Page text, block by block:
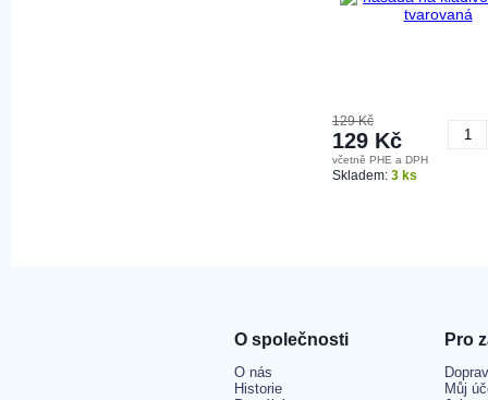
129 Kč
129 Kč
včetně PHE a DPH
Skladem: 3 ks
O společnosti
O nás
Historie
Pro
Můj